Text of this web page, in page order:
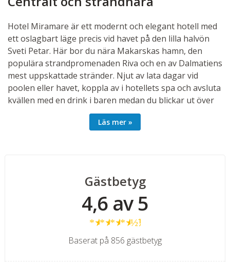
Hotel Miramare är ett modernt och elegant hotell med
ett oslagbart läge precis vid havet på den lilla halvön
Sveti Petar. Här bor du nära Makarskas hamn, den
populära strandpromenaden Riva och en av Dalmatiens
mest uppskattade stränder. Njut av lata dagar vid
poolen eller havet, koppla av i hotellets spa och avsluta
kvällen med en drink i baren medan du blickar ut över
Adriatiska havet. För den som vill upptäcka mer väntar
härliga dagsutflykter till både ön Brač och den
Trevliga dubbelrum för 2-3 personer med balkong (20-
Rummen finns i två varianter, det ena med
dubbelsäng (180 x 200 cm) för 2 personer och det
andra med dubbelsäng (180 x 200 cm) för 2 personer
samt en extra säng (90 x 200 cm) för tredje person. Rum
med balkong mot havssida mot tillägg.
Läs mer
Gästbetyg
4,6 av 5
★★★★ ½
Baserat på 856 gästbetyg